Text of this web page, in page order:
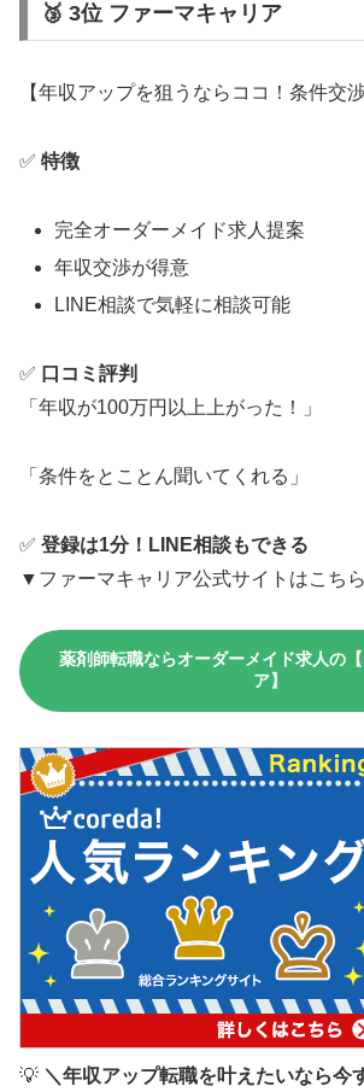
🥉 3位 ファーマキャリア
【年収アップを狙うならココ！条件交
✅ 特徴
完全オーダーメイド求人提案
年収交渉が得意
LINE相談で気軽に相談可能
✅ 口コミ評判
「年収が100万円以上上がった！」
「条件をとことん聞いてくれる」
✅ 登録は1分！LINE相談もできる
▼ファーマキャリア公式サイトはこち
薬剤師転職ならオーダーメイド求人の
ア】
💡 ＼年収アップ転職を叶えたいなら今